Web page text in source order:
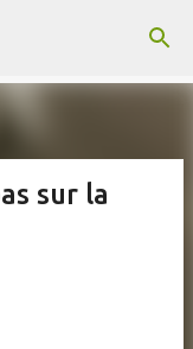
sur la